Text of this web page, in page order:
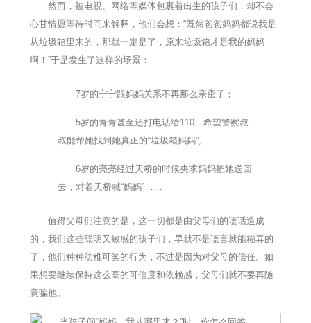
然而，被电视、网络等媒体包裹着出生的孩子们，却不会
心甘情愿等待时间来解释，他们会想：“既然爸爸妈妈都说我是
从垃圾箱里来的，那就一定是了，原来垃圾箱才是我的妈妈
啊！”于是发生了这样的场景：
7岁的宁宁跟妈妈关系不再那么亲密了；
5岁的青青甚至还打电话给110，希望警察叔
叔能帮她找到她真正的“垃圾箱妈妈”;
6岁的亮亮经过天桥的时候央求妈妈把她送回
去，对着天桥喊“妈妈”……
值得父母们注意的是，这一切都是由父母们的谎话造成
的，我们这些聪明又敏感的孩子们，早就不是谎言就能糊弄的
了，他们种种幼稚可笑的行为，不过是因为对父母的信任。如
果想要继续保持这么高的可信度和依赖感，父母们就不要再随
意骗他。